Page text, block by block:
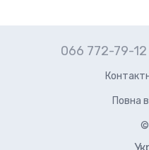
066 772-79-12
Повна
©